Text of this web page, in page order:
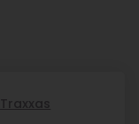
Traxxas